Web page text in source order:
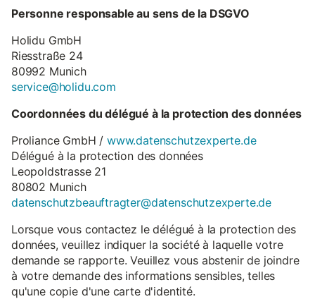
Personne responsable au sens de la DSGVO
Holidu GmbH
Riesstraße 24
80992 Munich
service@holidu.com
Coordonnées du délégué à la protection des données
Proliance GmbH /www.datenschutzexperte.de
Délégué à la protection des données
Leopoldstrasse 21
80802 Munich
datenschutzbeauftragter@datenschutzexperte.de
Lorsque vous contactez le délégué à la protection des
données, veuillez indiquer la société à laquelle votre
demande se rapporte. Veuillez vous abstenir de joindre
à votre demande des informations sensibles, telles
qu'une copie d'une carte d'identité.